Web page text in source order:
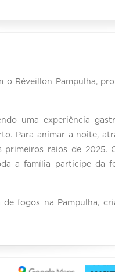
o Réveillon Pampulha,
uma experiência
Para animar a noite,
primeiros raios de 2025.
a família participe da
fogos na Pampulha,